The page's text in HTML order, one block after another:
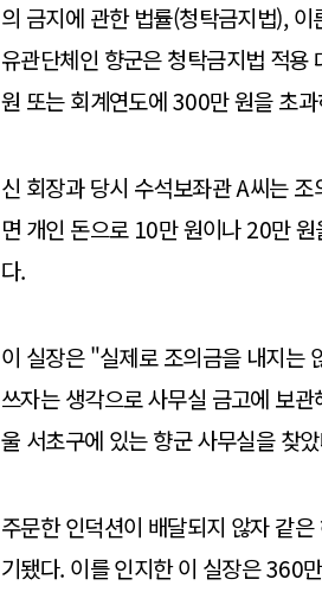
의 금지에 관한 법률(청탁금지법),
유관단체인 향군은 청탁금지법 적
원 또는 회계연도에 300만 원을 초
신 회장과 당시 수석보좌관 A씨는
면 개인 돈으로 10만 원이나 20만
다.
이 실장은 "실제로 조의금을 내지는
쓰자는 생각으로 사무실 금고에 보
울 서초구에 있는 향군 사무실을 찾
주문한 인덕션이 배달되지 않자 같
기됐다. 이를 인지한 이 실장은 360